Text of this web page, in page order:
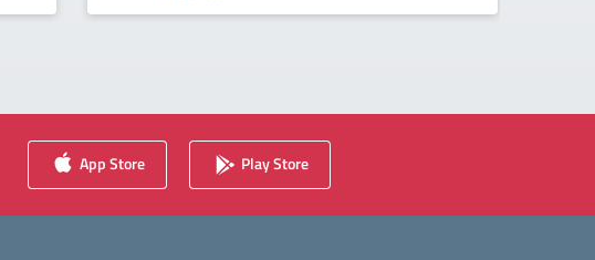
App Store Play Store